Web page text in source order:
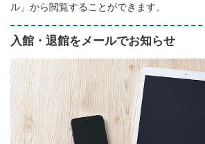
ル」から閲覧することができます。
入館・退館をメールでお知らせ